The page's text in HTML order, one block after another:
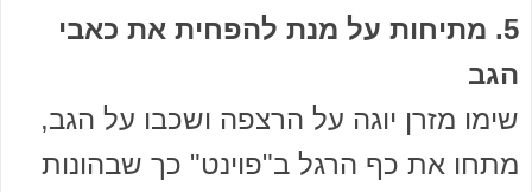
5. מתיחות על מנת להפחית את כאבי
הגב
שימו מזרן יוגה על הרצפה ושכבו על הגב,
מתחו את כף הרגל ב"פוינט" כך שבהונות